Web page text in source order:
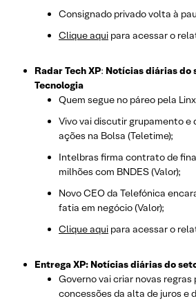
Consignado privado volta à
Clique aqui para acessar o
Radar Tech XP: Notícias diárias do
Tecnologia
Quem segue no páreo pela
Vivo vai discutir grupamento e
ações na Bolsa (Teletime);
Intelbras firma contrato de
milhões com BNDES (Valor);
Novo CEO da Telefónica
fatia em negócio (Valor);
Clique aqui para acessar o
Entrega XP: Notícias diárias do
Governo vai criar novas regras
concessões da alta de juros e